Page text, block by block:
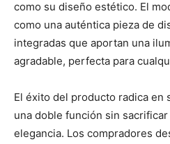
como su diseño estético. El
como una auténtica pieza de
integradas que aportan una
agradable, perfecta para
El éxito del producto radica en
una doble función sin
elegancia. Los compradores